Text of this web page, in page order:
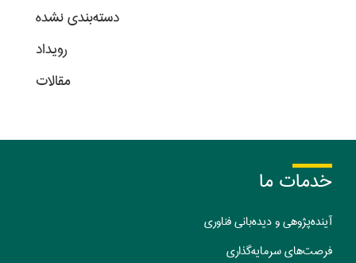
دسته‌بندی نشده
رویداد
مقالات
خدمات ما
آینده‌پژوهی و دیده‌بانی فناوری
فرصت‌های سرمایه‌گذاری